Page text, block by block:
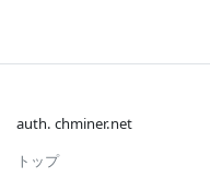
auth. chminer.net
トップ